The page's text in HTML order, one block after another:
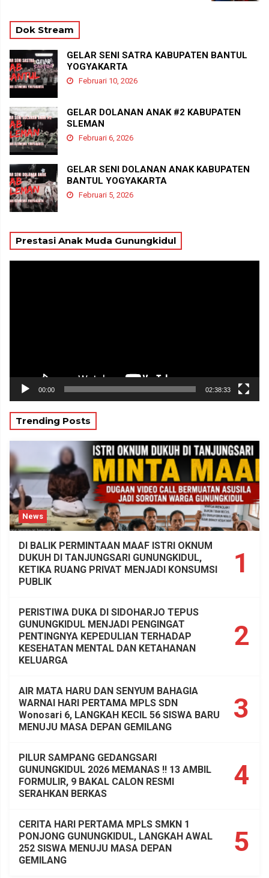
Dok Stream
GELAR SENI SATRA KABUPATEN BANTUL
YOGYAKARTA
Februari 10, 2026
GELAR DOLANAN ANAK #2 KABUPATEN
SLEMAN
Februari 6, 2026
GELAR SENI DOLANAN ANAK KABUPATEN
BANTUL YOGYAKARTA
Februari 5, 2026
Prestasi Anak Muda Gunungkidul
00:00 02:38:33
Trending Posts
News
1
DI BALIK PERMINTAAN MAAF ISTRI OKNUM
DUKUH DI TANJUNGSARI GUNUNGKIDUL,
KETIKA RUANG PRIVAT MENJADI KONSUMSI
PUBLIK
2
PERISTIWA DUKA DI SIDOHARJO TEPUS
GUNUNGKIDUL MENJADI PENGINGAT
PENTINGNYA KEPEDULIAN TERHADAP
KESEHATAN MENTAL DAN KETAHANAN
KELUARGA
3
AIR MATA HARU DAN SENYUM BAHAGIA
WARNAI HARI PERTAMA MPLS SDN
Wonosari 6, LANGKAH KECIL 56 SISWA BARU
MENUJU MASA DEPAN GEMILANG
4
PILUR SAMPANG GEDANGSARI
GUNUNGKIDUL 2026 MEMANAS !! 13 AMBIL
FORMULIR, 9 BAKAL CALON RESMI
SERAHKAN BERKAS
5
CERITA HARI PERTAMA MPLS SMKN 1
PONJONG GUNUNGKIDUL, LANGKAH AWAL
252 SISWA MENUJU MASA DEPAN
GEMILANG